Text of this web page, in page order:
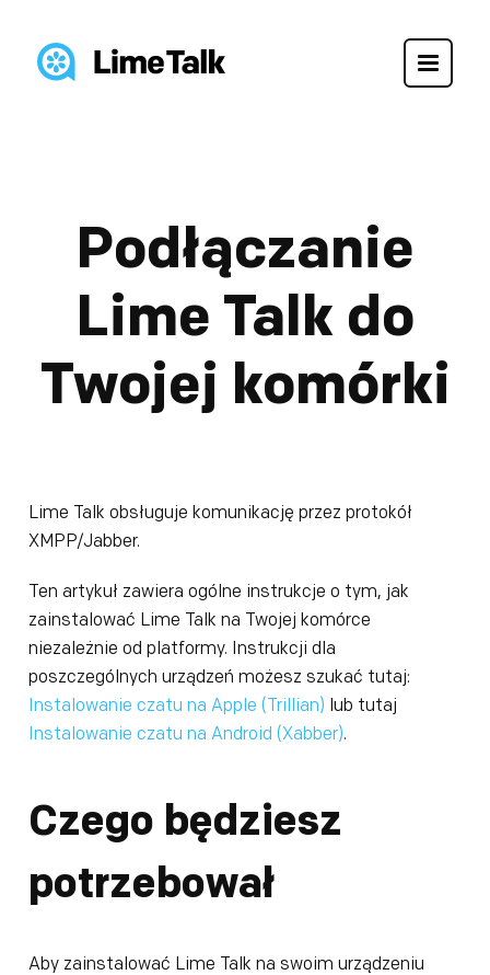
Podłączanie
Lime Talk do
Twojej komórki
Lime Talk obsługuje komunikację przez protokół
XMPP/Jabber.
Ten artykuł zawiera ogólne instrukcje o tym, jak
zainstalować Lime Talk na Twojej komórce
niezależnie od platformy. Instrukcji dla
poszczególnych urządzeń możesz szukać tutaj:
Instalowanie czatu na Apple (Trillian) lub tutaj
Instalowanie czatu na Android (Xabber).
Czego będziesz
potrzebował
Aby zainstalować Lime Talk na swoim urządzeniu